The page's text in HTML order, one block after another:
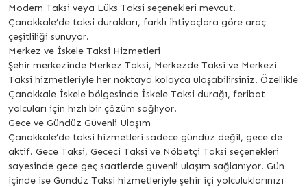
Modern Taksi veya Lüks Taksi seçenekleri mevcut.
Çanakkale’de taksi durakları, farklı ihtiyaçlara göre araç
çeşitliliği sunuyor.
Merkez ve İskele Taksi Hizmetleri
Şehir merkezinde Merkez Taksi, Merkezde Taksi ve Merkezi
Taksi hizmetleriyle her noktaya kolayca ulaşabilirsiniz. Özellikle
Çanakkale İskele bölgesinde İskele Taksi durağı, feribot
yolcuları için hızlı bir çözüm sağlıyor.
Gece ve Gündüz Güvenli Ulaşım
Çanakkale’de taksi hizmetleri sadece gündüz değil, gece de
aktif. Gece Taksi, Gececi Taksi ve Nöbetçi Taksi seçenekleri
sayesinde gece geç saatlerde güvenli ulaşım sağlanıyor. Gün
içinde ise Gündüz Taksi hizmetleriyle şehir içi yolculuklarınızı